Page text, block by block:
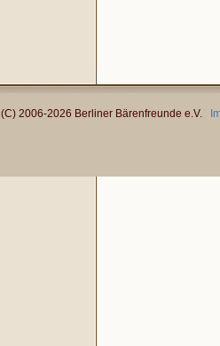
(C) 2006-2026 Berliner Bärenfreunde e.V.